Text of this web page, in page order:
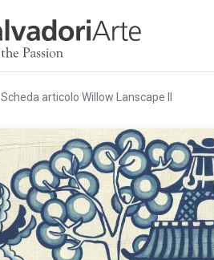
Scheda articolo Willow Lanscape II